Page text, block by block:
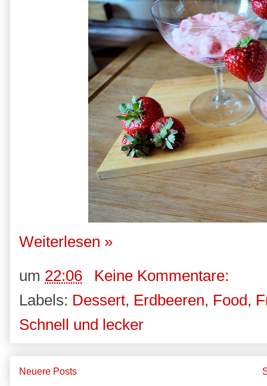
Weiterlesen »
um 22:06
Keine Kommentare:
Labels: Dessert, Erdbeeren, Food,
Schnell und lecker
Neuere Posts